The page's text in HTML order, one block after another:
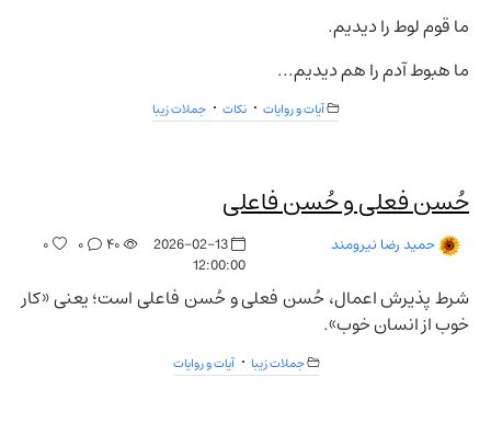
ما قوم لوط را دیدیم.
ما هبوط آدم را هم دیدیم...
آیات و روایات نکات جملات زیبا
حُسن فعلی و حُسن فاعلی
حمید رضا نیرومند
2026-02-13
12:00:00
۴۰ ۰ ۰
شرط پذیرش اعمال، حُسن فعلی و حُسن فاعلی است؛ یعنی «کار
خوب از انسان خوب».
جملات زیبا آیات و روایات